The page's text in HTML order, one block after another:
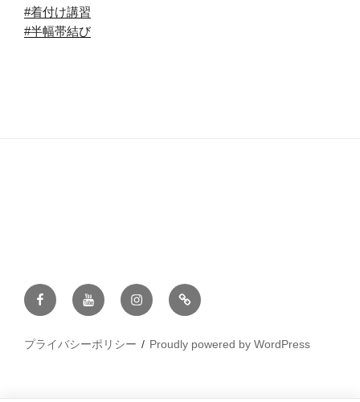
#着付け講習
#半幅帯結び
FacebookYouTubeInstagram
ラ
イ
プライバシーポリシー Proudly powered by WordPress